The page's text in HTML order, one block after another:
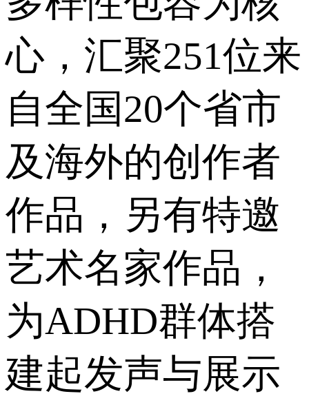
心，汇聚251位来
自全国20个省市
及海外的创作者
作品，另有特邀
艺术名家作品，
为ADHD群体搭
建起发声与展示